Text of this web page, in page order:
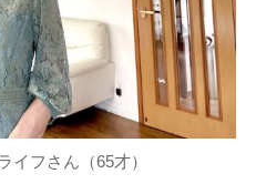
イフさん（65才）